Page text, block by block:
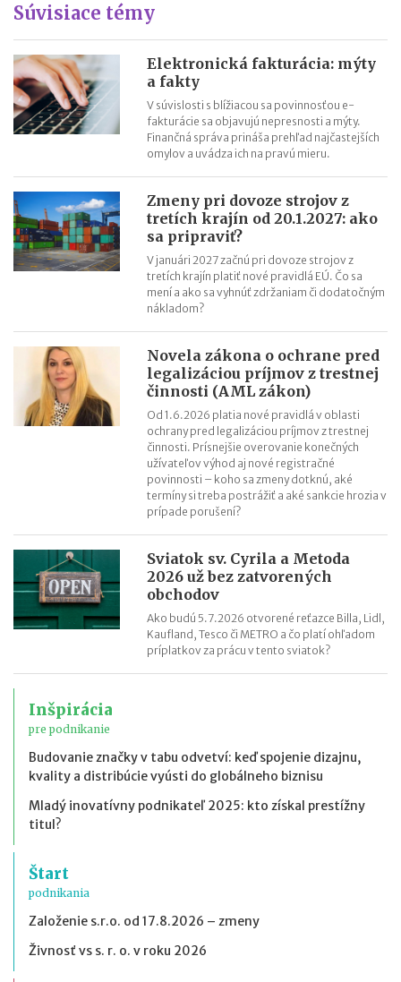
Choroby z povolania – ako im predchádzať?
Oznamovanie kategórie práce 2 v roku 2020
Osobné ochranné pracovné prostriedky (pomôcky)
Prevádzkový poriadok zariadenia spoločného stravovania a
jeho vzor
Súvisiace témy
Elektronická fakturácia: mýty
a fakty
V súvislosti s blížiacou sa povinnosťou e-
fakturácie sa objavujú nepresnosti a mýty.
Finančná správa prináša prehľad najčastejších
omylov a uvádza ich na pravú mieru.
Zmeny pri dovoze strojov z
tretích krajín od 20.1.2027: ako
sa pripraviť?
V januári 2027 začnú pri dovoze strojov z
tretích krajín platiť nové pravidlá EÚ. Čo sa
mení a ako sa vyhnúť zdržaniam či dodatočným
nákladom?
Novela zákona o ochrane pred
legalizáciou príjmov z trestnej
činnosti (AML zákon)
Od 1.6.2026 platia nové pravidlá v oblasti
ochrany pred legalizáciou príjmov z trestnej
činnosti. Prísnejšie overovanie konečných
užívateľov výhod aj nové registračné
povinnosti – koho sa zmeny dotknú, aké
termíny si treba postrážiť a aké sankcie hrozia v
prípade porušení?
Sviatok sv. Cyrila a Metoda
2026 už bez zatvorených
obchodov
Ako budú 5.7.2026 otvorené reťazce Billa, Lidl,
Kaufland, Tesco či METRO a čo platí ohľadom
príplatkov za prácu v tento sviatok?
Inšpirácia
pre podnikanie
Budovanie značky v tabu odvetví: keď spojenie dizajnu,
kvality a distribúcie vyústi do globálneho biznisu
Mladý inovatívny podnikateľ 2025: kto získal prestížny
titul?
Štart
podnikania
Založenie s.r.o. od 17.8.2026 – zmeny
Živnosť vs s. r. o. v roku 2026